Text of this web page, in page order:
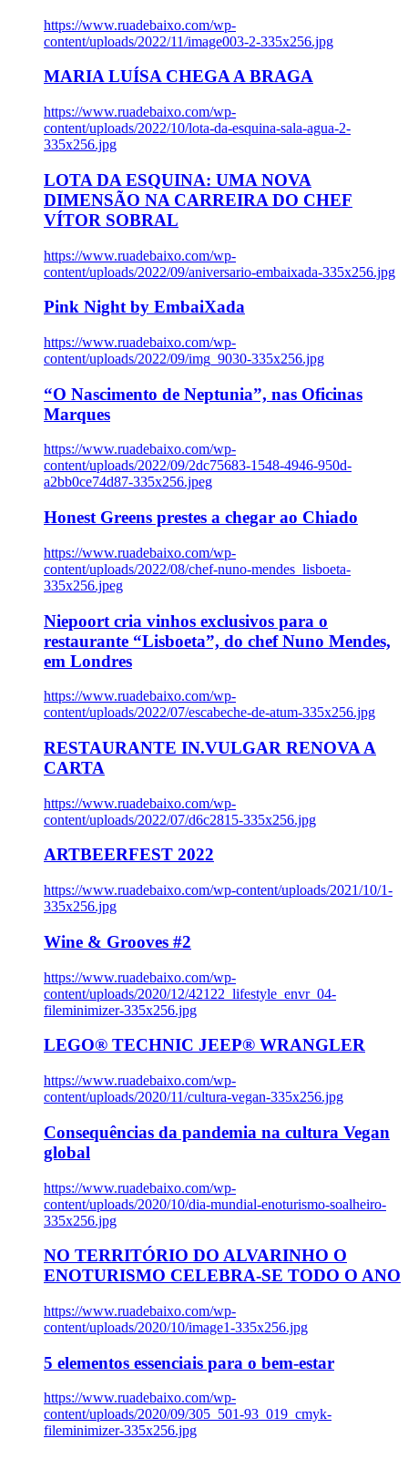
https://www.ruadebaixo.com/wp-
content/uploads/2022/11/image003-2-335x256.jpg
MARIA LUÍSA CHEGA A BRAGA
https://www.ruadebaixo.com/wp-
content/uploads/2022/10/lota-da-esquina-sala-agua-2-
335x256.jpg
LOTA DA ESQUINA: UMA NOVA
DIMENSÃO NA CARREIRA DO CHEF
VÍTOR SOBRAL
https://www.ruadebaixo.com/wp-
content/uploads/2022/09/aniversario-embaixada-335x256.jpg
Pink Night by EmbaiXada
https://www.ruadebaixo.com/wp-
content/uploads/2022/09/img_9030-335x256.jpg
“O Nascimento de Neptunia”, nas Oficinas
Marques
https://www.ruadebaixo.com/wp-
content/uploads/2022/09/2dc75683-1548-4946-950d-
a2bb0ce74d87-335x256.jpeg
Honest Greens prestes a chegar ao Chiado
https://www.ruadebaixo.com/wp-
content/uploads/2022/08/chef-nuno-mendes_lisboeta-
335x256.jpeg
Niepoort cria vinhos exclusivos para o
restaurante “Lisboeta”, do chef Nuno Mendes,
em Londres
https://www.ruadebaixo.com/wp-
content/uploads/2022/07/escabeche-de-atum-335x256.jpg
RESTAURANTE IN.VULGAR RENOVA A
CARTA
https://www.ruadebaixo.com/wp-
content/uploads/2022/07/d6c2815-335x256.jpg
ARTBEERFEST 2022
https://www.ruadebaixo.com/wp-content/uploads/2021/10/1-
335x256.jpg
Wine & Grooves #2
https://www.ruadebaixo.com/wp-
content/uploads/2020/12/42122_lifestyle_envr_04-
fileminimizer-335x256.jpg
LEGO® TECHNIC JEEP® WRANGLER
https://www.ruadebaixo.com/wp-
content/uploads/2020/11/cultura-vegan-335x256.jpg
Consequências da pandemia na cultura Vegan
global
https://www.ruadebaixo.com/wp-
content/uploads/2020/10/dia-mundial-enoturismo-soalheiro-
335x256.jpg
NO TERRITÓRIO DO ALVARINHO O
ENOTURISMO CELEBRA-SE TODO O ANO
https://www.ruadebaixo.com/wp-
content/uploads/2020/10/image1-335x256.jpg
5 elementos essenciais para o bem-estar
https://www.ruadebaixo.com/wp-
content/uploads/2020/09/305_501-93_019_cmyk-
fileminimizer-335x256.jpg